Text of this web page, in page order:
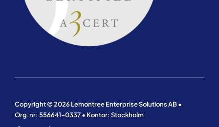
Copyright © 2026 Lemontree Enterprise Solutions AB •
Org.nr: 556641-0337 • Kontor: Stockholm